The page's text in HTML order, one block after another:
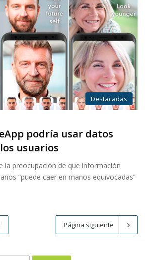
Destacadas
podría usar datos
usuarios
la preocupación de que información
“puede caer en manos equivocadas”
Página siguiente